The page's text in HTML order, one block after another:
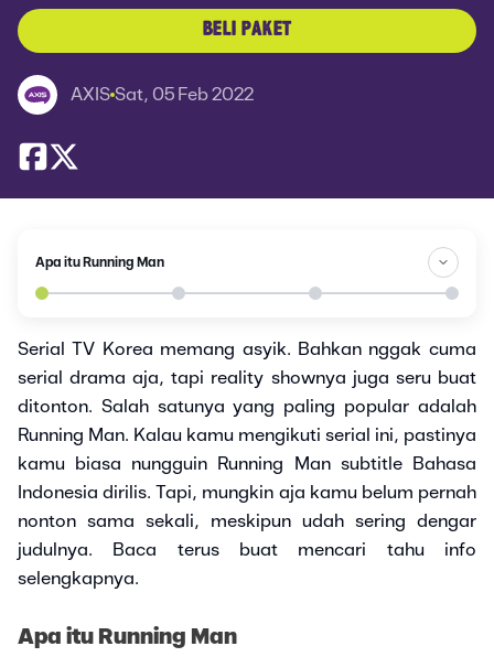
BELI PAKET
AXIS Sat, 05 Feb 2022
Apa itu Running Man
Serial TV Korea memang asyik. Bahkan nggak cuma
serial drama aja, tapi reality shownya juga seru buat
ditonton. Salah satunya yang paling popular adalah
Running Man. Kalau kamu mengikuti serial ini, pastinya
kamu biasa nungguin Running Man subtitle Bahasa
Indonesia dirilis. Tapi, mungkin aja kamu belum pernah
nonton sama sekali, meskipun udah sering dengar
judulnya. Baca terus buat mencari tahu info
selengkapnya.
Apa itu Running Man